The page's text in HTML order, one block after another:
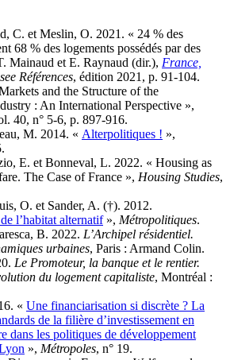
C. et Meslin, O. 2021. « 24 % des
68 % des logements possédés par des
Mainaud et E. Raynaud (dir.), France,
Références, édition 2021, p. 91‑104.
and the Structure of the
: An International Perspective »,
40, n° 5-6, p. 897-916.
M. 2014. « Alterpolitiques ! »,
E. et Bonneval, L. 2022. « Housing as
The Case of France », Housing Studies,
O. et Sander, A. (†). 2012.
l’habitat alternatif», Métropolitiques.
B. 2022. L’Archipel résidentiel.
urbaines, Paris : Armand Colin.
Le Promoteur, la banque et le rentier.
du logement capitaliste, Montréal :
« Une financiarisation si discrète ? La
de la filière d’investissement en
dans les politiques de développement
», Métropoles, n° 19.